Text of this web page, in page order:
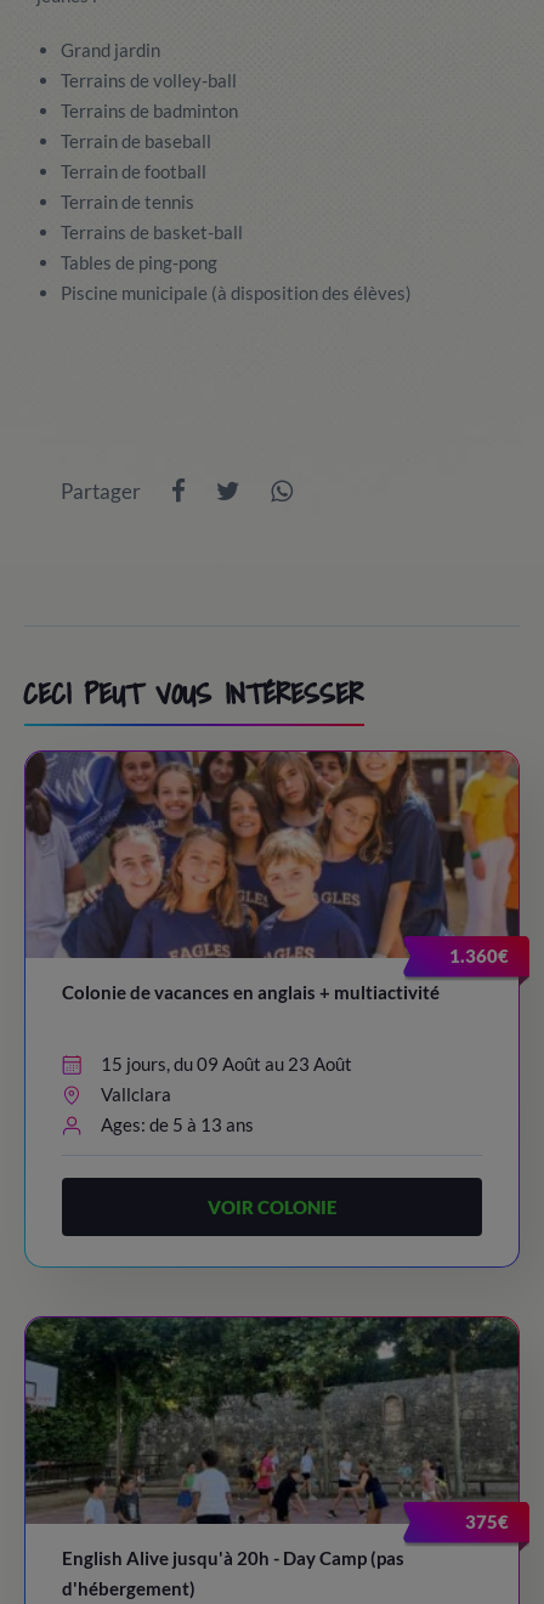
Grand jardin
Terrains de volley-ball
Terrains de badminton
Terrain de baseball
Terrain de football
Terrain de tennis
Terrains de basket-ball
Tables de ping-pong
Piscine municipale (à disposition des élèves)
Partager
CECI PEUT VOUS INTÉRESSER
1.360€
Colonie de vacances en anglais + multiactivité
15 jours, du 09 Août au 23 Août
Vallclara
Ages: de 5 à 13 ans
VOIR COLONIE
375€
English Alive jusqu'à 20h - Day Camp (pas
d'hébergement)